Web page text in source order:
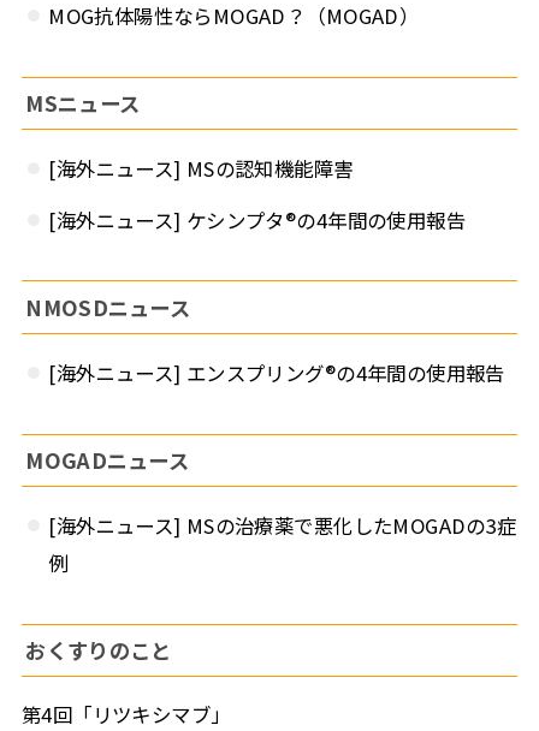
MOG抗体陽性ならMOGAD？（MOGAD）
MSニュース
[海外ニュース] MSの認知機能障害
[海外ニュース] ケシンプタ®の4年間の使用報告
NMOSDニュース
[海外ニュース] エンスプリング®の4年間の使用報告
MOGADニュース
[海外ニュース] MSの治療薬で悪化したMOGADの3症
例
おくすりのこと
第4回「リツキシマブ」